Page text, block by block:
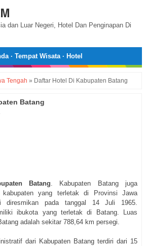
dan Luar Negeri, Hotel Dan Penginapan Di
· Tempat Wisata· Hotel
Tengah » Daftar Hotel Di Kabupaten Batang
Batang
Batang. Kabupaten Batang juga
yang terletak di Provinsi Jawa
diresmikan pada tanggal 14 Juli 1965.
ibukota yang terletak di Batang. Luas
adalah sekitar 788,64 km persegi.
dari Kabupaten Batang terdiri dari 15